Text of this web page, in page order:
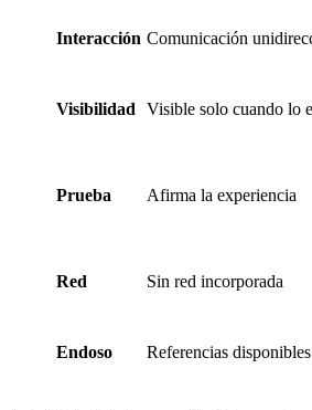
Interacción Comunicación
Visibilidad Visible solo cuando lo
Prueba Afirma la experiencia
Red Sin red incorporada
Endoso Referencias